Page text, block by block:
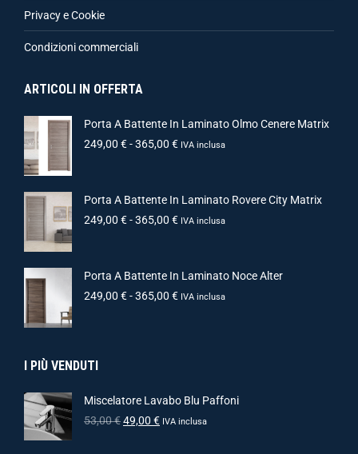
Privacy e Cookie
Condizioni commerciali
ARTICOLI IN OFFERTA
Porta A Battente In Laminato Olmo Cenere Matrix
249,00 €-365,00 € IVA inclusa
Porta A Battente In Laminato Rovere City Matrix
249,00 €-365,00 € IVA inclusa
Porta A Battente In Laminato Noce Alter
249,00 €-365,00 € IVA inclusa
I PIÙ VENDUTI
Miscelatore Lavabo Blu Paffoni
53,00€49,00 € IVA inclusa